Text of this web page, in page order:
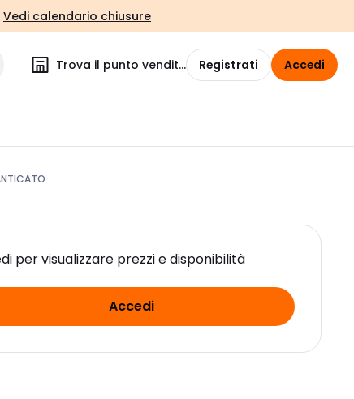
Vedi calendario chiusure
Trova il punto vendita Registrati Accedi
per visualizzare prezzi e disponibilità
Accedi